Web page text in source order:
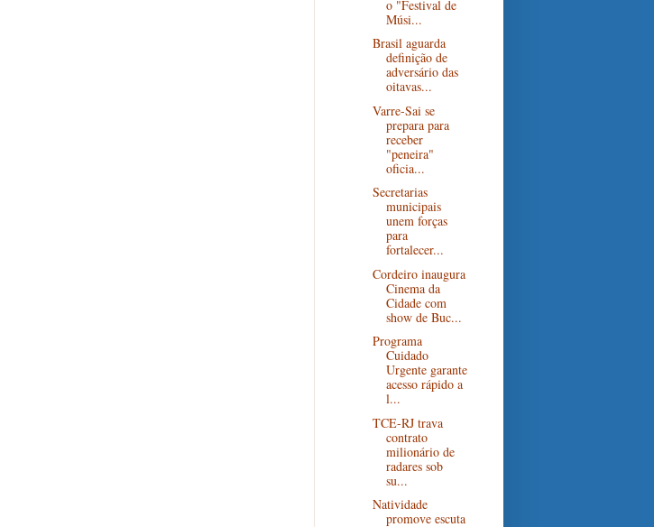
o "Festival de
Músi...
Brasil aguarda
definição de
adversário das
oitavas...
Varre-Sai se
prepara para
receber
"peneira"
oficia...
Secretarias
municipais
unem forças
para
fortalecer...
Cordeiro inaugura
Cinema da
Cidade com
show de Buc...
Programa
Cuidado
Urgente garante
acesso rápido a
l...
TCE-RJ trava
contrato
milionário de
radares sob
su...
Natividade
promove escuta